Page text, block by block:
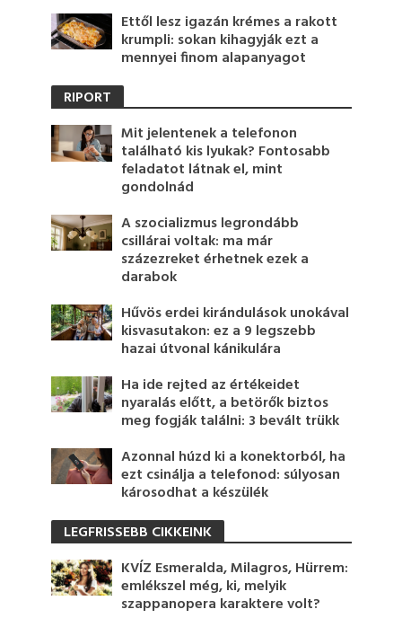
Ettől lesz igazán krémes a rakott
krumpli: sokan kihagyják ezt a
mennyei finom alapanyagot
RIPORT
Mit jelentenek a telefonon
található kis lyukak? Fontosabb
feladatot látnak el, mint
gondolnád
A szocializmus legrondább
csillárai voltak: ma már
százezreket érhetnek ezek a
darabok
Hűvös erdei kirándulások unokával
kisvasutakon: ez a 9 legszebb
hazai útvonal kánikulára
Ha ide rejted az értékeidet
nyaralás előtt, a betörők biztos
meg fogják találni: 3 bevált trükk
Azonnal húzd ki a konektorból, ha
ezt csinálja a telefonod: súlyosan
károsodhat a készülék
LEGFRISSEBB CIKKEINK
KVÍZ Esmeralda, Milagros, Hürrem:
emlékszel még, ki, melyik
szappanopera karaktere volt?